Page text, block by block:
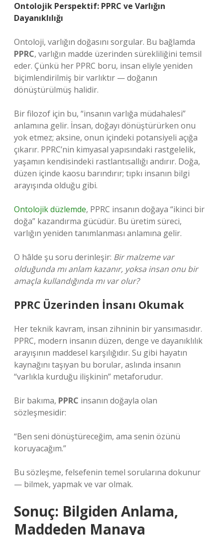
Ontolojik Perspektif: PPRC ve Varlığın
Dayanıklılığı
Ontoloji, varlığın doğasını sorgular. Bu bağlamda
PPRC, varlığın madde üzerinden sürekliliğini temsil
eder. Çünkü her PPRC boru, insan eliyle yeniden
biçimlendirilmiş bir varlıktır — doğanın
dönüştürülmüş halidir.
Bir filozof için bu, “insanın varlığa müdahalesi”
anlamına gelir. İnsan, doğayı dönüştürürken onu
yok etmez; aksine, onun içindeki potansiyeli açığa
çıkarır. PPRC’nin kimyasal yapısındaki rastgelelik,
yaşamın kendisindeki rastlantısallığı andırır. Doğa,
düzen içinde kaosu barındırır; tıpkı insanın bilgi
arayışında olduğu gibi.
Ontolojik düzlemde, PPRC insanın doğaya “ikinci bir
doğa” kazandırma gücüdür. Bu üretim süreci,
varlığın yeniden tanımlanması anlamına gelir.
O hâlde şu soru derinleşir: Bir malzeme var
olduğunda mı anlam kazanır, yoksa insan onu bir
amaçla kullandığında mı var olur?
PPRC Üzerinden İnsanı Okumak
Her teknik kavram, insan zihninin bir yansımasıdır.
PPRC, modern insanın düzen, denge ve dayanıklılık
arayışının maddesel karşılığıdır. Su gibi hayatın
kaynağını taşıyan bu borular, aslında insanın
“varlıkla kurduğu ilişkinin” metaforudur.
Bir bakıma, PPRC insanın doğayla olan
sözleşmesidir:
“Ben seni dönüştüreceğim, ama senin özünü
koruyacağım.”
Bu sözleşme, felsefenin temel sorularına dokunur
— bilmek, yapmak ve var olmak.
Sonuç: Bilgiden Anlama,
Maddeden Manaya